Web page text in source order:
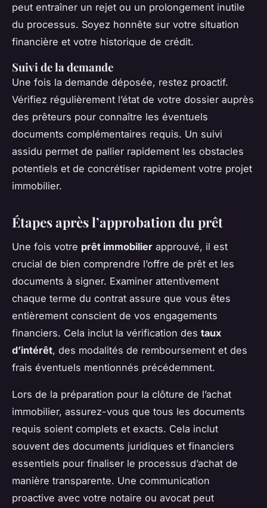
peut entraîner un rejet ou un prolongement inutile
du processus. Soyez honnête sur votre situation
financière et votre historique de crédit.
Suivi de la demande
Une fois la demande déposée, restez proactif.
Vérifiez régulièrement l’état de votre dossier auprès
des prêteurs pour connaître les éventuels
documents complémentaires requis. Un suivi
assidu permet de pallier rapidement les obstacles
potentiels et de concrétiser rapidement votre projet
immobilier.
Étapes après l’approbation du prêt
Une fois votre prêt immobilier approuvé, il est
crucial de bien comprendre l’offre de prêt et les
documents à signer. Examiner attentivement
chaque terme du contrat assure que vous êtes
entièrement conscient de vos engagements
financiers. Cela inclut la vérification des taux
d’intérêt, des modalités de remboursement et des
frais éventuels mentionnés précédemment.
Lors de la préparation pour la clôture de l’achat
immobilier, assurez-vous que tous les documents
requis soient complets et exacts. Cela inclut
souvent des documents juridiques et financiers
essentiels pour finaliser le processus d’achat de
manière transparente. Une communication
proactive avec votre notaire ou avocat peut